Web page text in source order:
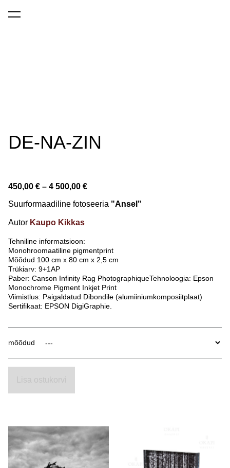
lisati ostukorvi.
DE-NA-ZIN
450,00 € – 4 500,00 €
Suurformaadiline fotoseeria "Ansel"
Autor Kaupo Kikkas
Tehniline informatsioon:
Monohroomaatiline pigmentprint
Mõõdud 100 cm x 80 cm x 2,5 cm
Trükiarv: 9+1AP
Paber: Canson Infinity Rag PhotographiqueTehnoloogia: Epson
Monochrome Pigment Inkjet Print
Viimistlus: Paigaldatud Dibondile (alumiiniumkomposiitplaat)
Sertifikaat: EPSON DigiGraphie.
mõõdud